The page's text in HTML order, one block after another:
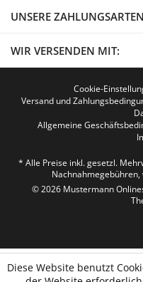
UNSERE ZAHLUNGSARTEN
WIR VERSENDEN MIT:
Cookie-
Versand und
Allgemeine
* Alle Preise inkl. gesetzl.
© 2026 Mustermann
Diese Website benutzt